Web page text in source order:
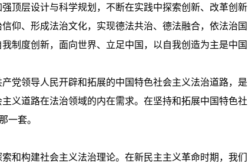
顶层设计与科学规划，不断在实践中探索创新、改革创新
仰、形成法治文化，实现德法共治、德法融合，依法治国
制度创新，面向世界、立足中国，以自我创造为主是中国
党领导人民开辟和拓展的中国特色社会主义法治道路，是
义道路在法治领域的内在需求。在坚持和拓展中国特色社
一套。
和构建社会主义法治理论。在新民主主义革命时期，我们